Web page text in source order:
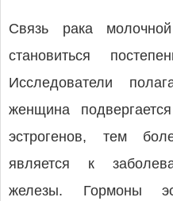
Связь рака
становиться
Исследователи
женщина
эстрогенов, тем
является к
железы. Гормоны